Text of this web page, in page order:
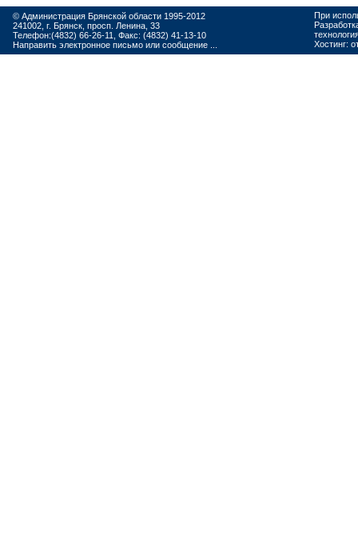
© Администрация Брянской области 1995-2012
241002, г. Брянск, просп. Ленина, 33
Телефон:(4832) 66-26-11, Факс: (4832) 41-13-10
Направить электронное письмо или сообщение ...
При
Хостинг: